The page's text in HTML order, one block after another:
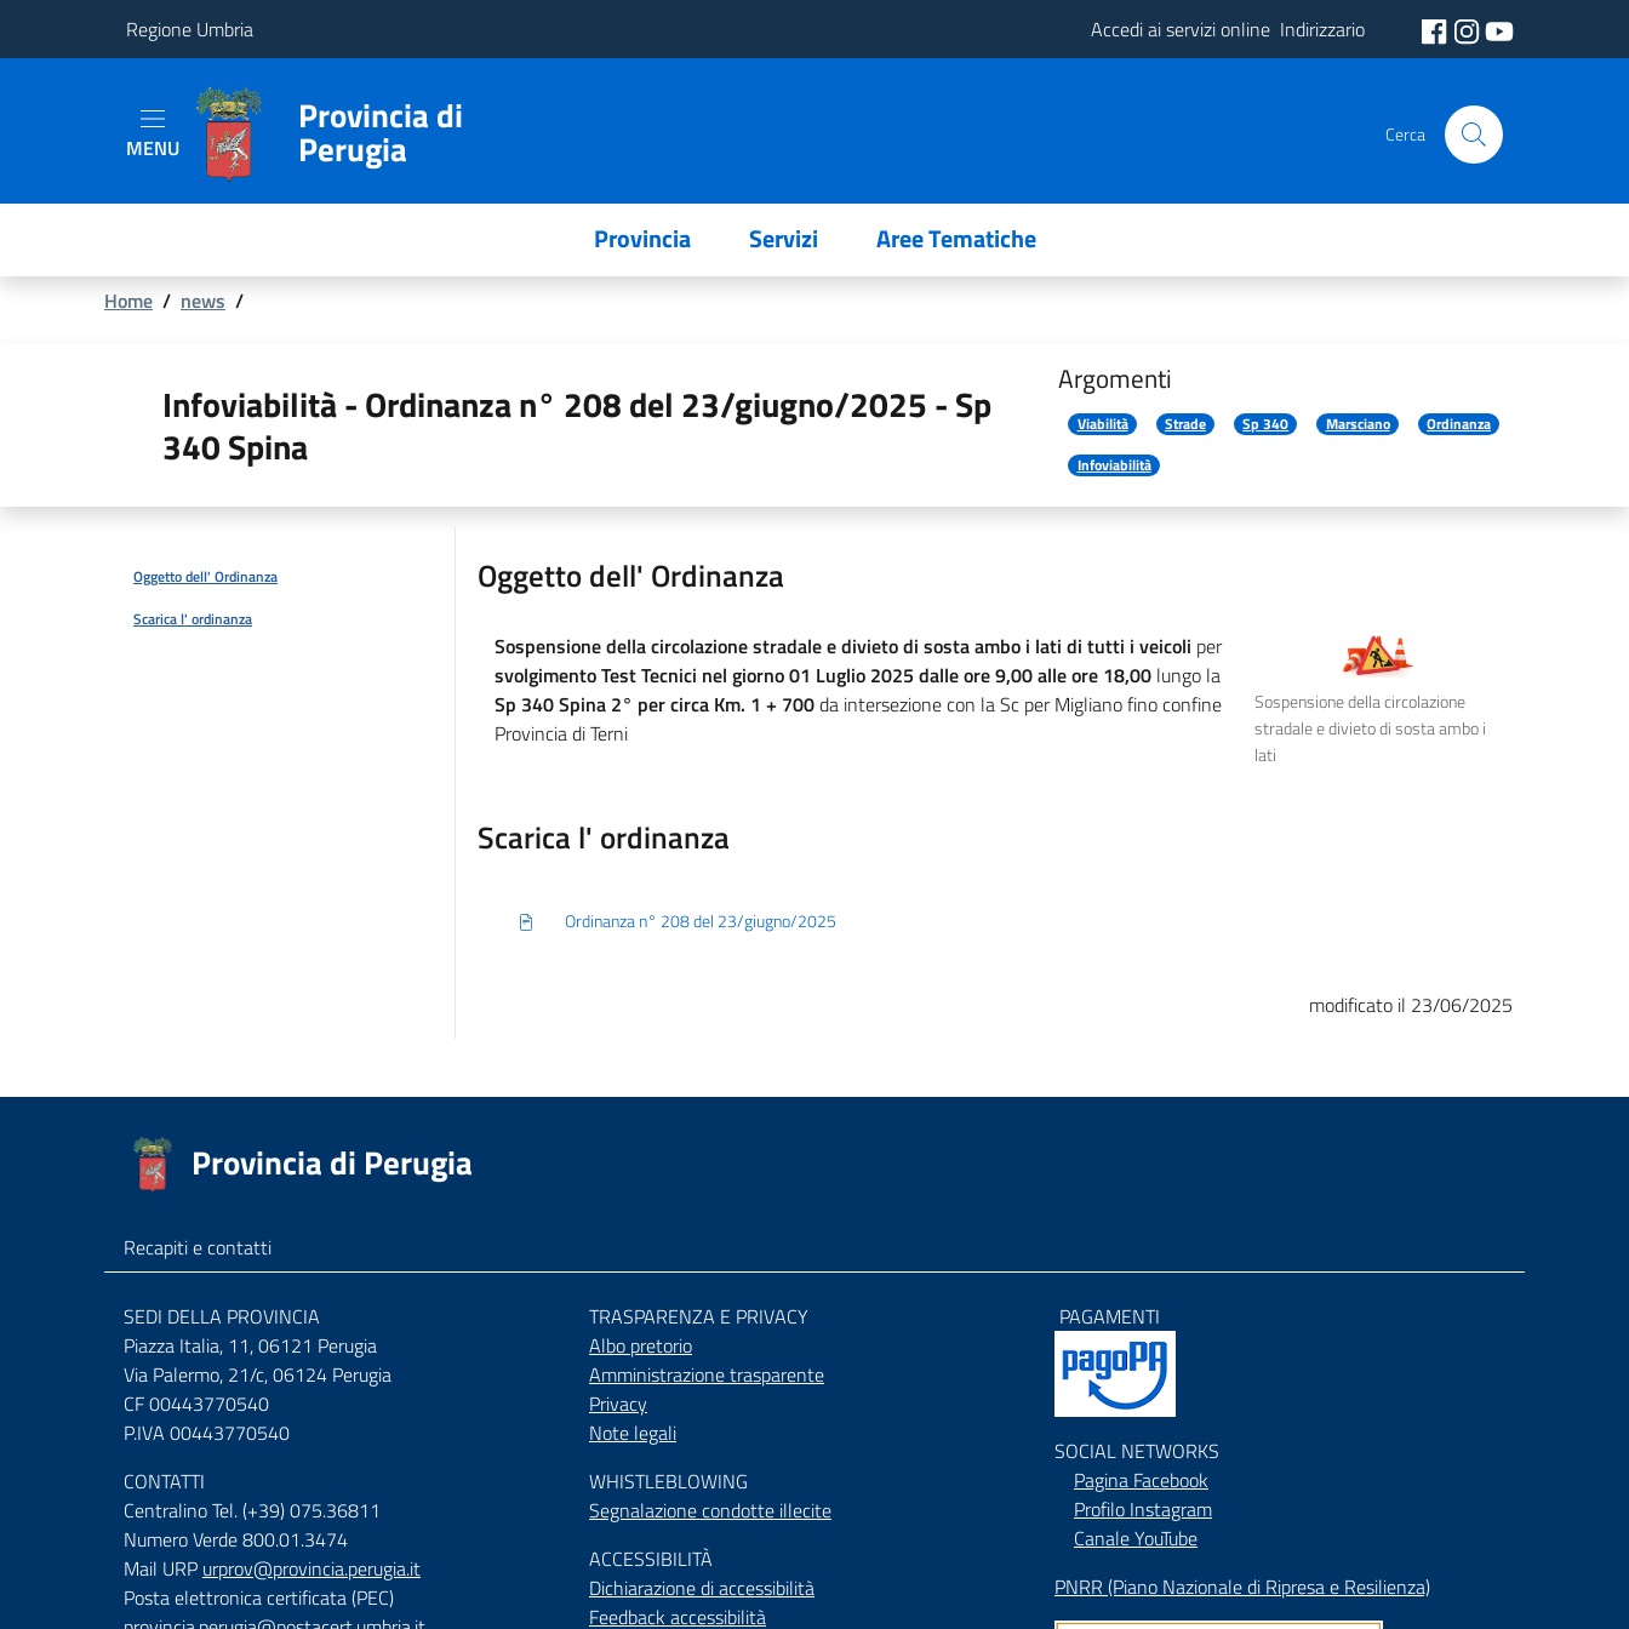
Regione Umbria Accedi ai servizi online Indirizzario
Tematiche
MENU
Provincia di
Perugia Cerca
Provincia Servizi Aree Tematiche
Briciole
pane
Home / news /
Infoviabilità - Ordinanza n° 208 del 23/giugno/2025 - Sp
340 Spina
Argomenti
Viabilità Strade Sp 340 Marsciano
Ordinanza
Infoviabilità
Oggetto dell' Ordinanza
Scarica l' ordinanza
Oggetto dell' Ordinanza
Sospensione della circolazione
stradale e divieto di sosta ambo i
lati
Sospensione della circolazione stradale e divieto di sosta ambo i lati di tutti i veicoli per
svolgimento Test Tecnici nel giorno 01 Luglio 2025 dalle ore 9,00 alle ore 18,00 lungo la
Sp 340 Spina 2° per circa Km. 1 + 700da intersezione con la Sc per Migliano fino confine
Provincia di Terni
Scarica l' ordinanza
Ordinanza n° 208 del 23/giugno/2025
modificato il 23/06/2025
Provincia di Perugia
Recapiti e contatti
SEDI DELLA PROVINCIA
Piazza Italia, 11, 06121 Perugia
Via Palermo, 21/c, 06124 Perugia
CF 00443770540
P.IVA 00443770540
CONTATTI
Centralino Tel. (+39) 075.36811
Numero Verde 800.01.3474
Mail URP urprov@provincia.perugia.it
Posta elettronica certificata (PEC)
TRASPARENZA E PRIVACY
Albo pretorio
Amministrazione trasparente
Privacy
Note legali
WHISTLEBLOWING
Segnalazione condotte illecite
ACCESSIBILITÀ
Dichiarazione di accessibilità
Feedback accessibilità
PAGAMENTI
SOCIAL NETWORKS
Pagina Facebook
Profilo Instagram
Canale YouTube
PNRR (Piano Nazionale di Ripresa e Resilienza)